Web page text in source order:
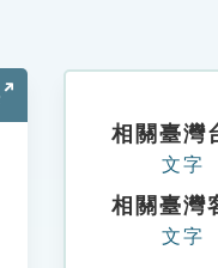
相關臺灣
文字
相關臺灣
文字